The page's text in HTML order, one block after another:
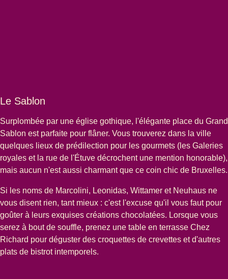
Le Sablon
Surplombée par une église gothique, l'élégante place du Grand
Sablon est parfaite pour flâner. Vous trouverez dans la ville
quelques lieux de prédilection pour les gourmets (les Galeries
royales et la rue de l'Étuve décrochent une mention honorable),
mais aucun n'est aussi charmant que ce coin chic de Bruxelles.
Si les noms de Marcolini, Leonidas, Wittamer et Neuhaus ne
vous disent rien, tant mieux : c'est l'excuse qu'il vous faut pour
goûter à leurs exquises créations chocolatées. Lorsque vous
serez à bout de souffle, prenez une table en terrasse Chez
Richard pour déguster des croquettes de crevettes et d'autres
plats de bistrot intemporels.